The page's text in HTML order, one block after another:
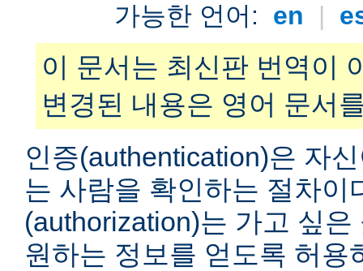
가능한 언어: en |
이 문서는 최신판 번역이
변경된 내용은 영어 문서
인증(authentication)은 자
는 사람을 확인하는 절차이
(authorization)는 가고 싶
원하는 정보를 얻도록 허용